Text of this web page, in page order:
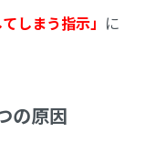
しまう指示」 に
の原因